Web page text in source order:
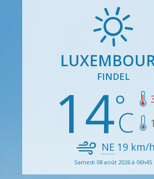
FINDEL
14
NE 19 km/h
Samedi 08 août 2026 à 06h45